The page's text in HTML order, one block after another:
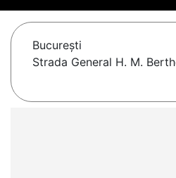
Bucureşti
Strada General H. M.